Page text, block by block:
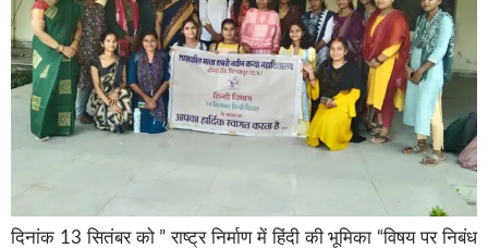
दिनांक 13 सितंबर को ” राष्ट्र निर्माण में हिंदी की भूमिका “विषय पर निबंध